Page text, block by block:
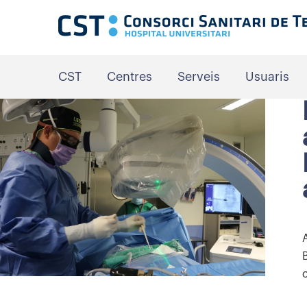
CST Centres Serveis Usuaris